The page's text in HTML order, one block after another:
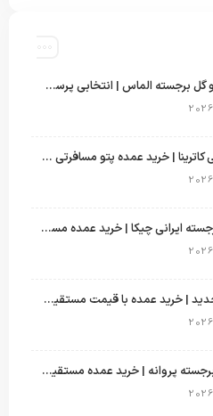
مرکز فروش انواع پتو گل برجسته الماس | انتخابی پرسود برای عمده‌فروشان
پتو گل برجسته ایرانی کاترینا | خرید عمده پتو مسافرتی با قیمت تولیدی
قیمت پتوهای گل برجسته ایرانی چیکا | خرید عمده مستقیم با سود بالا
پتو گلبافت دونفره جدید | خرید عمده با قیمت مستقیم و طرح‌های پرفروش بازار
قیمت پتو تک نفره برجسته پروانه | خرید عمده مستقیم با بهترین قیمت بازار